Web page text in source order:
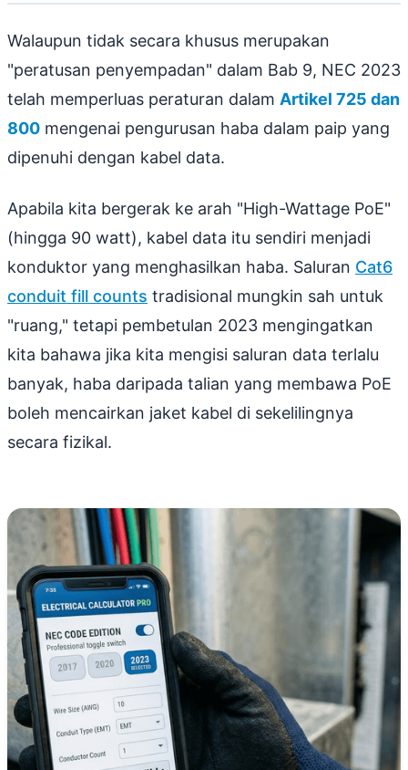
Walaupun tidak secara khusus merupakan
"peratusan penyempadan" dalam Bab 9, NEC 2023
telah memperluas peraturan dalam Artikel 725 dan
800 mengenai pengurusan haba dalam paip yang
dipenuhi dengan kabel data.
Apabila kita bergerak ke arah "High-Wattage PoE"
(hingga 90 watt), kabel data itu sendiri menjadi
konduktor yang menghasilkan haba. Saluran Cat6
conduit fill counts tradisional mungkin sah untuk
"ruang," tetapi pembetulan 2023 mengingatkan
kita bahawa jika kita mengisi saluran data terlalu
banyak, haba daripada talian yang membawa PoE
boleh mencairkan jaket kabel di sekelilingnya
secara fizikal.